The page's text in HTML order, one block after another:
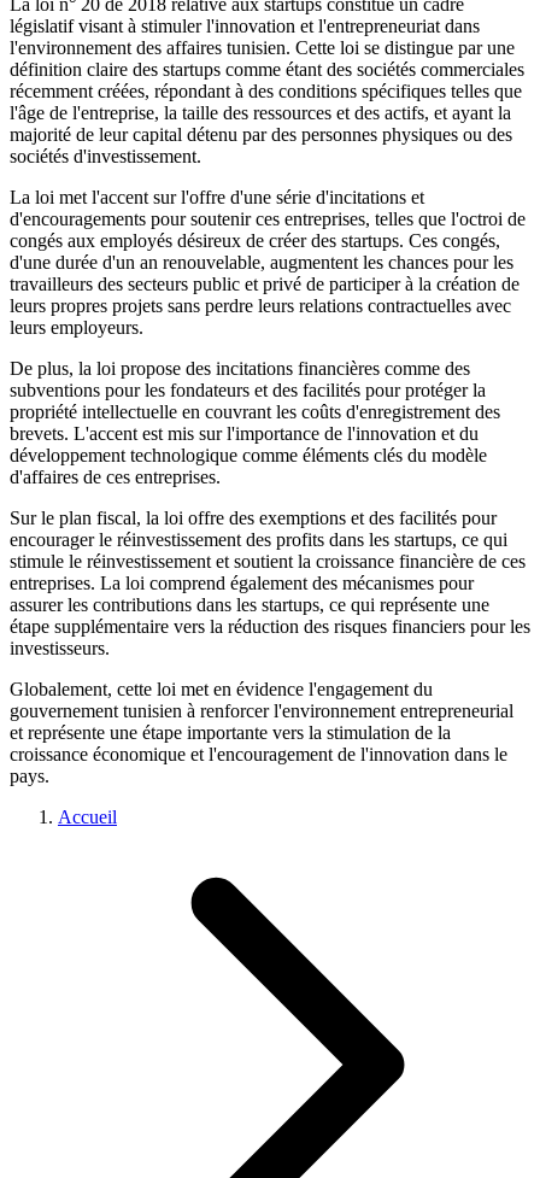
législatif visant à stimuler l'innovation et l'entrepreneuriat dans
l'environnement des affaires tunisien. Cette loi se distingue par une
définition claire des startups comme étant des sociétés commerciales
récemment créées, répondant à des conditions spécifiques telles que
l'âge de l'entreprise, la taille des ressources et des actifs, et ayant la
majorité de leur capital détenu par des personnes physiques ou des
sociétés d'investissement.
La loi met l'accent sur l'offre d'une série d'incitations et
d'encouragements pour soutenir ces entreprises, telles que l'octroi de
congés aux employés désireux de créer des startups. Ces congés,
d'une durée d'un an renouvelable, augmentent les chances pour les
travailleurs des secteurs public et privé de participer à la création de
leurs propres projets sans perdre leurs relations contractuelles avec
leurs employeurs.
De plus, la loi propose des incitations financières comme des
subventions pour les fondateurs et des facilités pour protéger la
propriété intellectuelle en couvrant les coûts d'enregistrement des
brevets. L'accent est mis sur l'importance de l'innovation et du
développement technologique comme éléments clés du modèle
d'affaires de ces entreprises.
Sur le plan fiscal, la loi offre des exemptions et des facilités pour
encourager le réinvestissement des profits dans les startups, ce qui
stimule le réinvestissement et soutient la croissance financière de ces
entreprises. La loi comprend également des mécanismes pour
assurer les contributions dans les startups, ce qui représente une
étape supplémentaire vers la réduction des risques financiers pour les
investisseurs.
Globalement, cette loi met en évidence l'engagement du
gouvernement tunisien à renforcer l'environnement entrepreneurial
et représente une étape importante vers la stimulation de la
croissance économique et l'encouragement de l'innovation dans le
pays.
Accueil